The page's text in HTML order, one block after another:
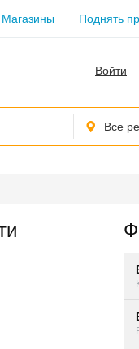
Магазины Поднять
Войти
Все